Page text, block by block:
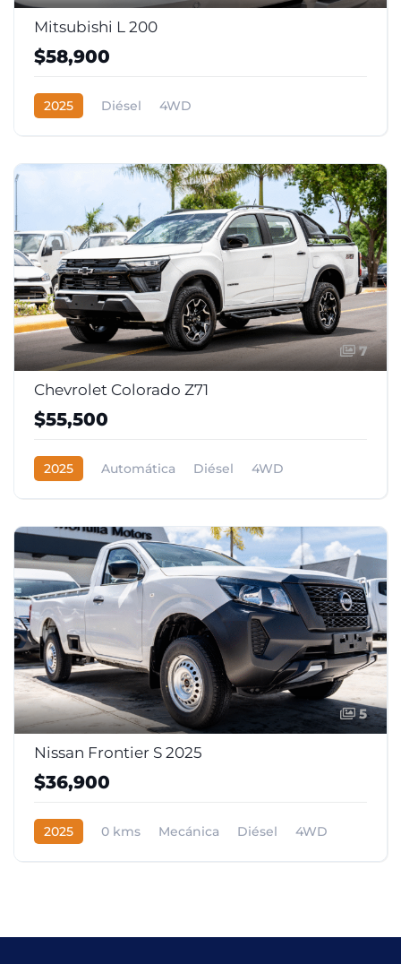
Mitsubishi L 200
$58,900
2025 Diésel 4WD
7
Chevrolet Colorado Z71
$55,500
2025 Automática Diésel 4WD
5
Nissan Frontier S 2025
$36,900
2025 0 kms Mecánica Diésel 4WD